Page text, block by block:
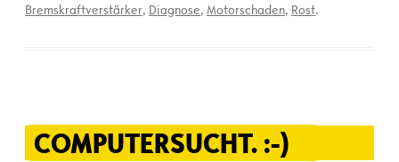
Bremskraftverstärker, Diagnose, Motorschaden, Rost.
COMPUTERSUCHT. :-)